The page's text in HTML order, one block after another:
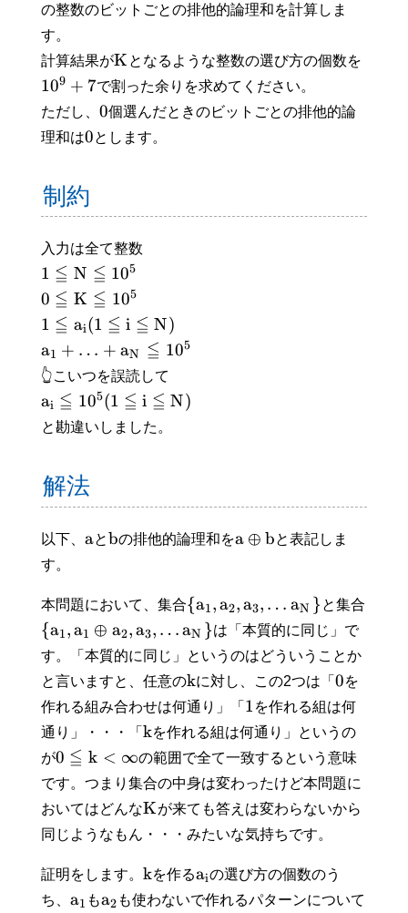
の整数のビットごとの排他的論理和を計算しま
す。
計算結果がK となるような整数の選び方の個数を
109 + 7で割った余りを求めてください。
ただし、 0個選んだときのビットごとの排他的論
理和は0とします。
制約
入力は全て整数
1 ≦ N ≦ 105
0 ≦ K ≦ 105
1 ≦ ai(1 ≦ i ≦ N)
a1 + … + aN ≦ 105
👆こいつを誤読して
ai ≦ 105(1 ≦ i ≦ N)
と勘違いしました。
解法
以下、 aとbの排他的論理和をa ⊕ bと表記しま
す。
本問題において、集合{a1,a2,a3, … aN }と集合
{a1,a1 ⊕ a2,a3, …aN }は「本質的に同じ」で
す。「本質的に同じ」というのはどういうことか
と言いますと、任意のkに対し、この2つは「0を
作れる組み合わせは何通り」「 1を作れる組は何
通り」・・・「 kを作れる組は何通り」というの
が0 ≦ k < ∞の範囲で全て一致するという意味
です。つまり集合の中身は変わったけど本問題に
おいてはどんなKが来ても答えは変わらないから
同じようなもん・・・みたいな気持ちです。
証明をします。 kを作るaiの選び方の個数のう
ち、 a1 もa2 も使わないで作れるパターンについて